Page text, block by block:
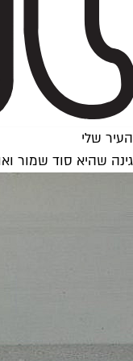
העיר שלי
גינה שהיא סוד שמור